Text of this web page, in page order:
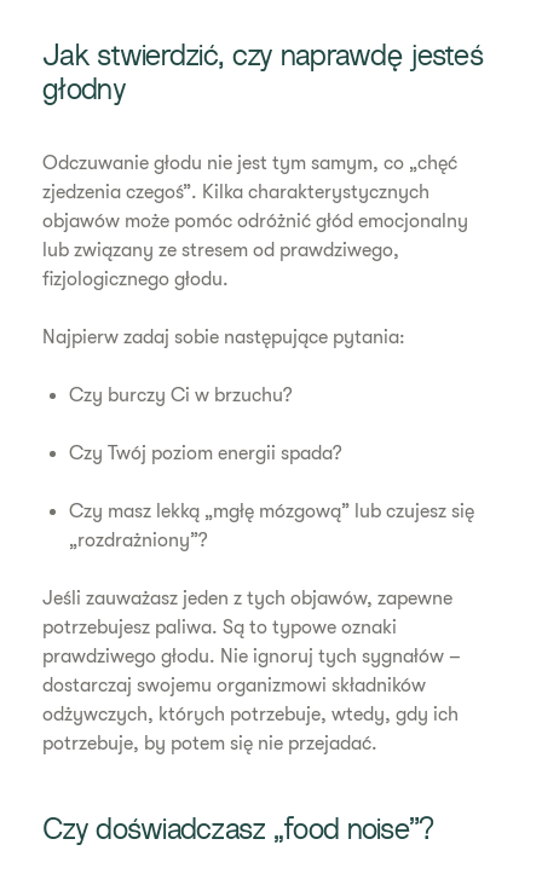
Jak stwierdzić, czy naprawdę jesteś
głodny
Odczuwanie głodu nie jest tym samym, co „chęć
zjedzenia czegoś”. Kilka charakterystycznych
objawów może pomóc odróżnić głód emocjonalny
lub związany ze stresem od prawdziwego,
fizjologicznego głodu.
Najpierw zadaj sobie następujące pytania:
Czy burczy Ci w brzuchu?
Czy Twój poziom energii spada?
Czy masz lekką „mgłę mózgową” lub czujesz się
„rozdrażniony”?
Jeśli zauważasz jeden z tych objawów, zapewne
potrzebujesz paliwa. Są to typowe oznaki
prawdziwego głodu. Nie ignoruj tych sygnałów –
dostarczaj swojemu organizmowi składników
odżywczych, których potrzebuje, wtedy, gdy ich
potrzebuje, by potem się nie przejadać.
Czy doświadczasz „food noise”?